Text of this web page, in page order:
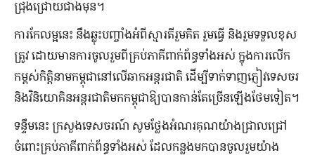
ជ្រុងជ្រោយជាងមុន។
ការកែលម្អនេះ នឹងឆ្លុះបញ្ចាំងអំពីស្មារតីរួមគិត រួមធ្វើ និងរួមទទួលខុស
ត្រូវ ដោយមានការចូលរួមពីគ្រប់ភាគីពាក់ព័ន្ធទាំងអស់ ក្នុងការលើក
កម្ពស់កិត្តិនាមកម្ពុជានៅលើឆាកអន្តរជាតិ ដើម្បីទាក់ទាញភ្ញៀវទេសចរ
និងវិនិយោគិនអន្តរជាតិមកកម្ពុជាឱ្យបានកាន់តែច្រើនឡើងថែមទៀត។
ទន្ទឹមនេះ ក្រសួងទេសចរណ៍ សូមថ្លែងអំណរគុណយ៉ាងជ្រាលជ្រៅ
ចំពោះគ្រប់ភាគីពាក់ព័ន្ធទាំងអស់ ដែលកន្លងមកបានចូលរួមយ៉ាង